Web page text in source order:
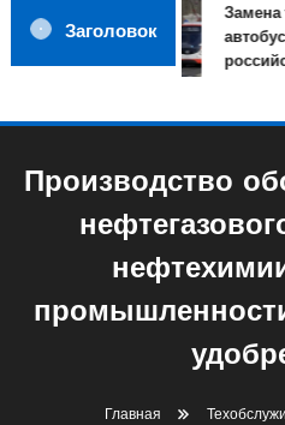
Заголовок
Замена
Производство
Главная